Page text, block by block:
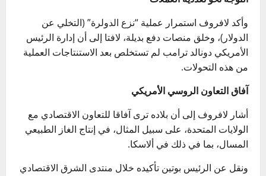
وأكد لافروف استمرار عملية “نزع الدولرة” (التخلي عن
الدولار)، وخلق منصات دفع بديلة، لافتا إلى أن إدارة الرئيس
الأمريكي دونالد ترامب لم تستخلص بعد الاستنتاجات العملية
من هذه التحولات.
آفاق التعاون الروسي الأمريكي
أشار لافروف إلى أن بلاده ترى آفاقا للتعاون الاقتصادي مع
الولايات المتحدة، على سبيل المثال، في إنتاج الغاز الطبيعي
المسال، بما في ذلك في ألاسكا.
ونقل عن الرئيس بوتين تأكيده خلال منتدى الشرق الاقتصادي